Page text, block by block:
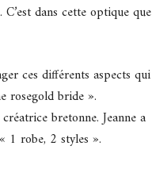
dans cette optique que
ces différents aspects qui
rosegold bride ».
bretonne. Jeanne a
1 robe, 2 styles ».